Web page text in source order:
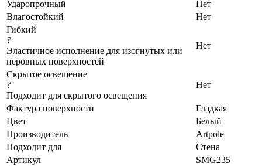
Ударопрочный
Нет
Влагостойкий
Нет
Гибкий
?
Эластичное исполнение для изогнутых или
неровных поверхностей
Нет
Скрытое освещение
?
Подходит для скрытого освещения
Нет
Фактура поверхности
Гладкая
Цвет
Белый
Производитель
Artpole
Подходит для
Стена
Артикул
SMG235